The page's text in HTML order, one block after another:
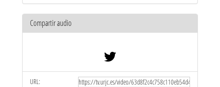
Compartir audio
URL: